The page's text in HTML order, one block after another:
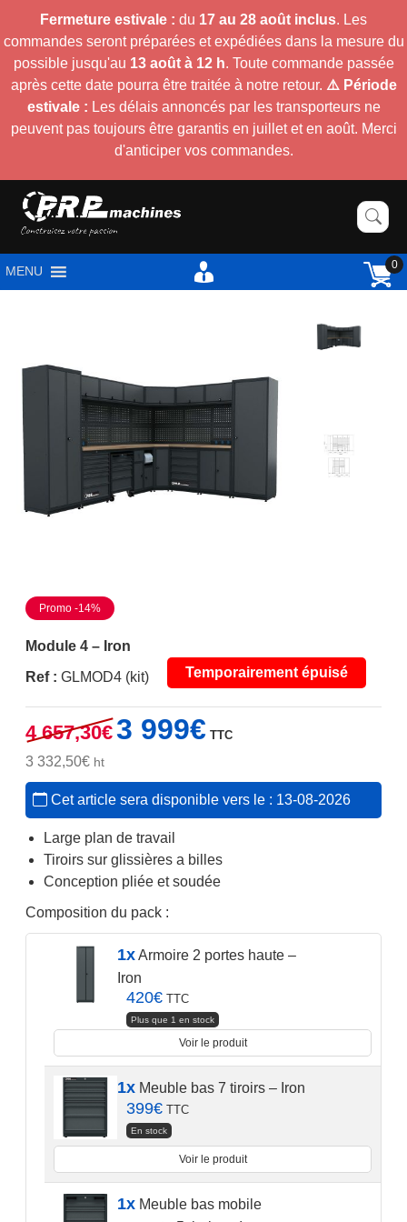
Fermeture estivale : du 17 au 28 août inclus. Les
commandes seront préparées et expédiées dans la mesure du
possible jusqu'au 13 août à 12 h. Toute commande passée
après cette date pourra être traitée à notre retour. ⚠️ Période
estivale : Les délais annoncés par les transporteurs ne
peuvent pas toujours être garantis en juillet et en août. Merci
d'anticiper vos commandes.
MENU 0
Promo -14%
Module 4 – Iron
Ref : GLMOD4 (kit) Temporairement épuisé
4 657,30€
Le
prix
était :
4
3 999€prix
est :
3
TTC
3 332,50€ht
Cet article sera disponible vers le : 13-08-2026
Large plan de travail
Tiroirs sur glissières a billes
Conception pliée et soudée
Composition du pack :
1xArmoire 2 portes haute –
Iron
420€ TTC
Plus que 1 en stock
Voir le produit
1xMeuble bas 7 tiroirs – Iron
399€ TTC
En stock
Voir le produit
1xMeuble bas mobile